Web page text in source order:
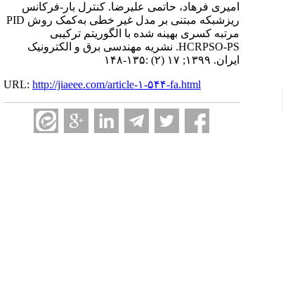
امیری فرهاد، حاتمی علیرضا. کنترل بار-فرکانس
ریزشبکه مبتنی بر مدل غیر خطی به‌کمک روش PID
مرتبه کسری بهینه شده با الگوریتم ترکیبی
HCRPSO-PS. نشریه مهندسی برق و الکترونیک
ایران. ۱۳۹۹; ۱۷ (۲) :۱۳۵-۱۴۸
URL: http://jiaeee.com/article-۱-۵۴۴-fa.html